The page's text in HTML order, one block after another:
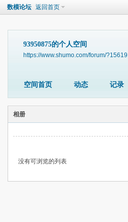
数模论坛 返回首页
93950875的个人空间
https://www.shumo.com/forum/?15619
空间首页 动态 记录
相册
没有可浏览的列表